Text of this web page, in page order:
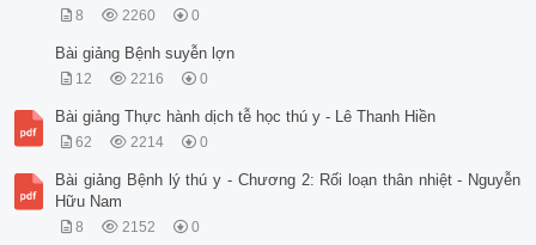
8 2260 0
Bài giảng Bệnh suyễn lợn
12 2216 0
Bài giảng Thực hành dịch tễ học thú y - Lê Thanh Hiền
62 2214 0
Bài giảng Bệnh lý thú y - Chương 2: Rối loạn thân nhiệt - Nguyễn
Hữu Nam
8 2152 0